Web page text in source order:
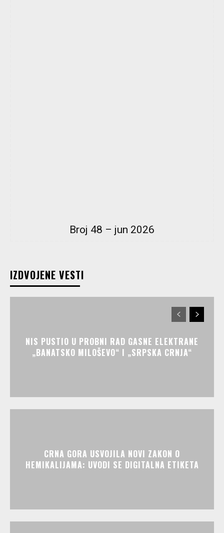
Broj 48 – jun 2026
IZDVOJENE VESTI
NIS PUSTIO U PROBNI RAD GASNE ELEKTRANE
„BANATSKO MILOŠEVO“ I „SRPSKA CRNJA“
CRNA GORA USVOJILA NOVI ZAKON O
HEMIKALIJAMA: UVODI SE DIGITALNA ETIKETA